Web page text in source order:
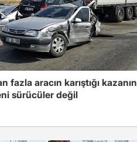
fazla aracın karıştığı kazanın
sürücüler değil